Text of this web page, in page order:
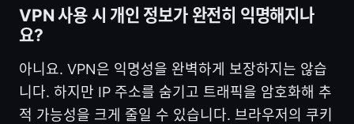
VPN 사용 시 개인 정보가 완전히 익명해지나
요?
아니요. VPN은 익명성을 완벽하게 보장하지는 않습
니다. 하지만 IP 주소를 숨기고 트래픽을 암호화해 추
적 가능성을 크게 줄일 수 있습니다. 브라우저의 쿠키